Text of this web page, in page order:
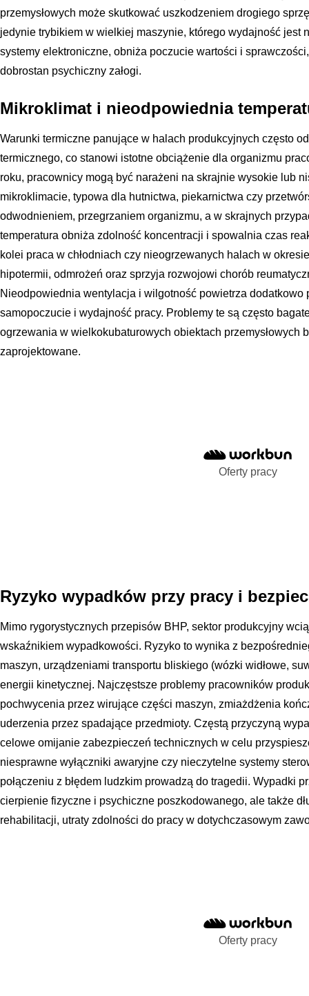
przemysłowych może skutkować uszkodzeniem drogiego
jedynie trybikiem w wielkiej maszynie, którego wydajność jest
systemy elektroniczne, obniża poczucie wartości i
dobrostan psychiczny załogi.
Mikroklimat i nieodpowiednia
Warunki termiczne panujące w halach produkcyjnych często
termicznego, co stanowi istotne obciążenie dla organizmu
roku, pracownicy mogą być narażeni na skrajnie wysokie lub
mikroklimacie, typowa dla hutnictwa, piekarnictwa czy
odwodnieniem, przegrzaniem organizmu, a w skrajnych
temperatura obniża zdolność koncentracji i spowalnia czas
kolei praca w chłodniach czy nieogrzewanych halach w
hipotermii, odmrożeń oraz sprzyja rozwojowi chorób
Nieodpowiednia wentylacja i wilgotność powietrza dodatkowo
samopoczucie i wydajność pracy. Problemy te są często
ogrzewania w wielkokubaturowych obiektach przemysłowych
zaprojektowane.
Oferty pracy
Ryzyko wypadków przy pracy i
Mimo rygorystycznych przepisów BHP, sektor produkcyjny
wskaźnikiem wypadkowości. Ryzyko to wynika z
maszyn, urządzeniami transportu bliskiego (wózki widłowe,
energii kinetycznej. Najczęstsze problemy pracowników
pochwycenia przez wirujące części maszyn, zmiażdżenia
uderzenia przez spadające przedmioty. Częstą przyczyną
celowe omijanie zabezpieczeń technicznych w celu
niesprawne wyłączniki awaryjne czy nieczytelne systemy
połączeniu z błędem ludzkim prowadzą do tragedii. Wypadki
cierpienie fizyczne i psychiczne poszkodowanego, ale także
rehabilitacji, utraty zdolności do pracy w dotychczasowym
Oferty pracy